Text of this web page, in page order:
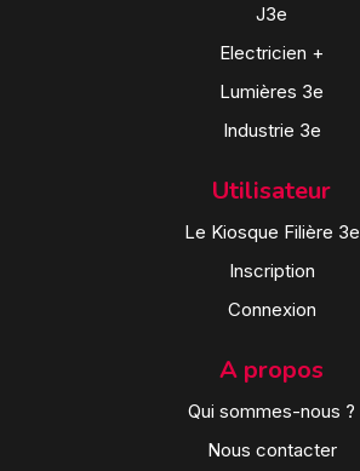
J3e
Electricien +
Lumières 3e
Industrie 3e
Utilisateur
Le Kiosque Filière 3e
Inscription
Connexion
A propos
Qui sommes-nous ?
Nous contacter